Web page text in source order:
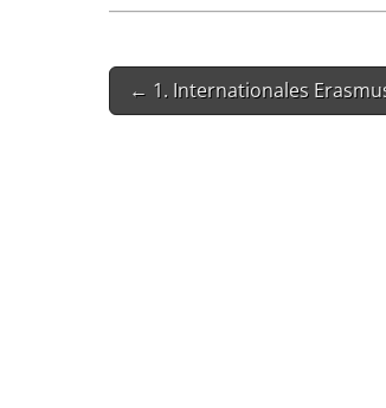
Post
navigation
← 1. Internationales